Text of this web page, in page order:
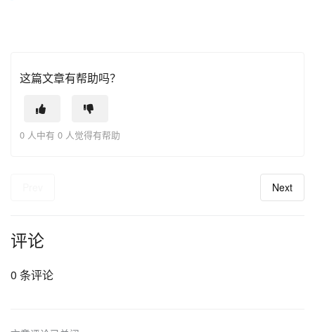
这篇文章有帮助吗？
0 人中有 0 人觉得有帮助
Next
评论
0 条评论